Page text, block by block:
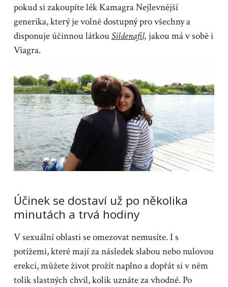
pokud si zakoupíte lékKamagra Nejlevnější
generika, který je volně dostupný pro všechny a
disponuje účinnou látkouSildenafil, jakou má v sobě i
Viagra.
Účinek se dostaví už po několika
minutách a trvá hodiny
V sexuální oblasti se omezovat nemusíte. I s
potížemi, které mají za následek slabou nebo nulovou
erekci, můžete život prožít naplno a dopřát si v něm
tolik slastných chvil, kolik uznáte za vhodné. Po